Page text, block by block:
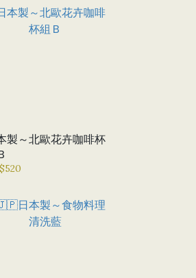
製～北歐花卉咖啡杯